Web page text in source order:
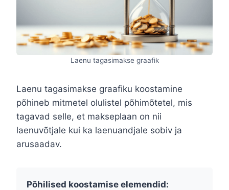
Laenu tagasimakse graafik
Laenu tagasimakse graafiku koostamine
põhineb mitmetel olulistel põhimõtetel, mis
tagavad selle, et makseplaan on nii
laenuvõtjale kui ka laenuandjale sobiv ja
arusaadav.
Põhilised koostamise elemendid: